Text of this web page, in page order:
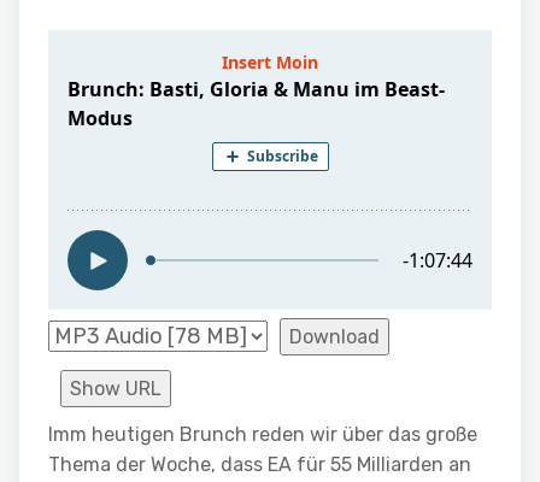
Download
Show URL
Imm heutigen Brunch reden wir über das große
Thema der Woche, dass EA für 55 Milliarden an